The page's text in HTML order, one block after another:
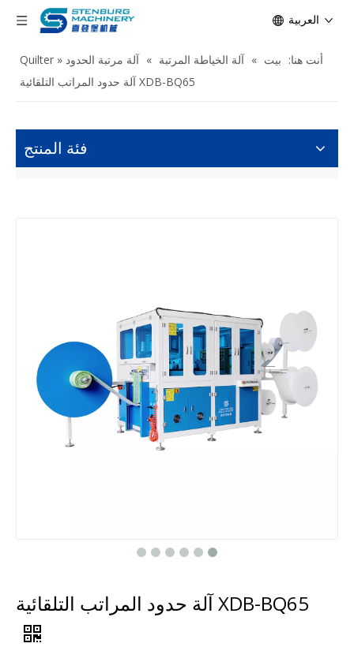
العربية
أنت هنا: بيت » آلة الخياطة المرتبة » آلة مرتبة الحدود Quilter »
XDB-BQ65 آلة حدود المراتب التلقائية
فئة المنتج
XDB-BQ65 آلة حدود المراتب التلقائية